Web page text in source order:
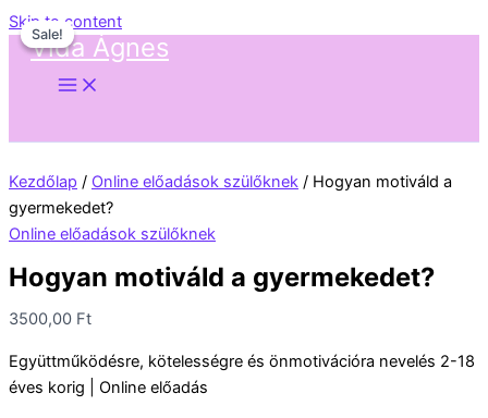
Skip to content
Vida Ágnes
Kezdőlap / Online előadások szülőknek / Hogyan motiváld a
gyermekedet?
Online előadások szülőknek
Hogyan motiváld a gyermekedet?
3500,00 Ft
Együttműködésre, kötelességre és önmotivációra nevelés 2-18
éves korig | Online előadás
Sale!
Sale!